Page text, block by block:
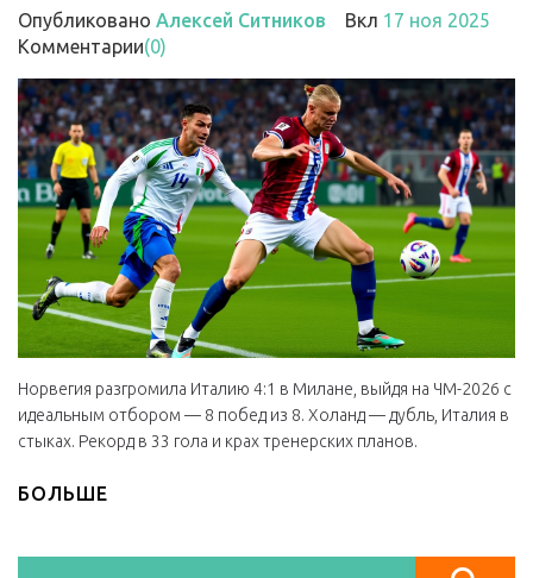
Опубликовано Алексей Ситников Вкл 17 ноя 2025
Комментарии(0)
Норвегия разгромила Италию 4:1 в Милане, выйдя на ЧМ-2026 с
идеальным отбором — 8 побед из 8. Холанд — дубль, Италия в
стыках. Рекорд в 33 гола и крах тренерских планов.
БОЛЬШЕ